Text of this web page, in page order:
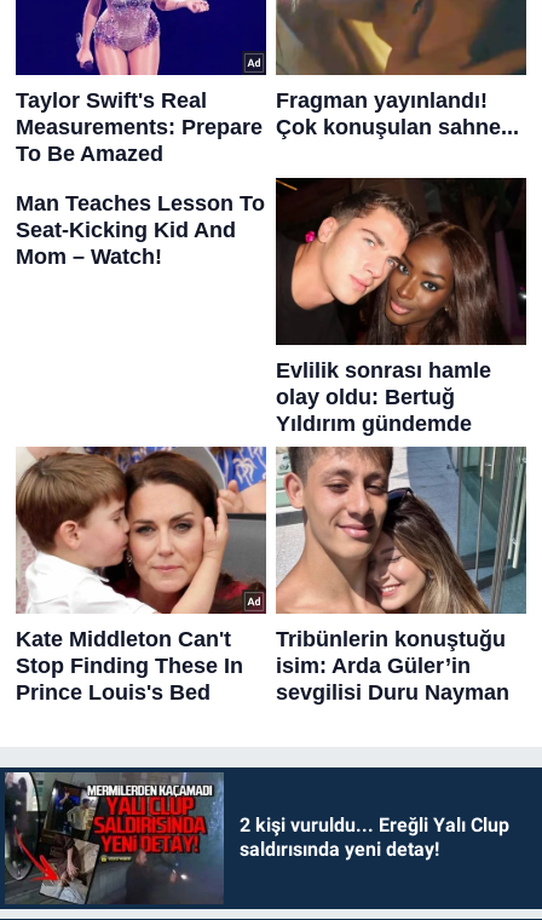
2 kişi vuruldu... Ereğli Yalı Clup
saldırısında yeni detay!